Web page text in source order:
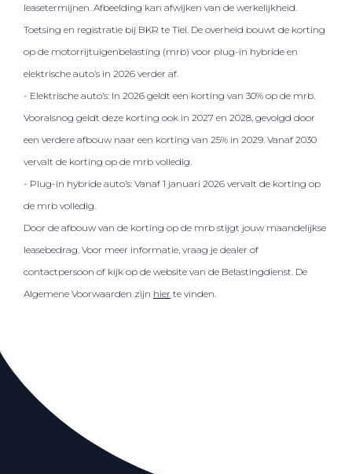
leasetermijnen. Afbeelding kan afwijken van de werkelijkheid.
Toetsing en registratie bij BKR te Tiel. De overheid bouwt de korting
op de motorrijtuigenbelasting (mrb) voor plug-in hybride en
elektrische auto’s in 2026 verder af.
- Elektrische auto’s: In 2026 geldt een korting van 30% op de mrb.
Vooralsnog geldt deze korting ook in 2027 en 2028, gevolgd door
een verdere afbouw naar een korting van 25% in 2029. Vanaf 2030
vervalt de korting op de mrb volledig.
- Plug-in hybride auto’s: Vanaf 1 januari 2026 vervalt de korting op
de mrb volledig.
Door de afbouw van de korting op de mrb stijgt jouw maandelijkse
leasebedrag. Voor meer informatie, vraag je dealer of
contactpersoon of kijk op de website van de Belastingdienst. De
Algemene Voorwaarden zijn hier te vinden.